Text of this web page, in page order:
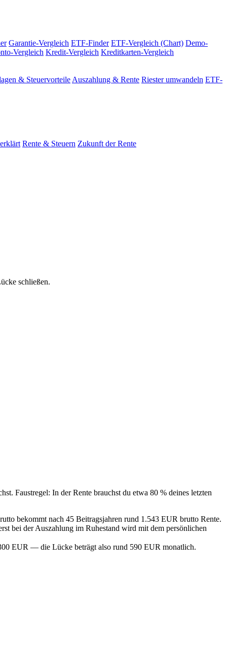
Garantie-Vergleich ETF-Finder ETF-Vergleich (Chart) Demo-
Vergleich Kredit-Vergleich Kreditkarten-Vergleich
& Steuervorteile Auszahlung & Rente Riester umwandeln ETF-
Rente & Steuern Zukunft der Rente
schließen.
Faustregel: In der Rente brauchst du etwa 80 % deines letzten
bekommt nach 45 Beitragsjahren rund 1.543 EUR brutto Rente.
bei der Auszahlung im Ruhestand wird mit dem persönlichen
EUR — die Lücke beträgt also rund 590 EUR monatlich.